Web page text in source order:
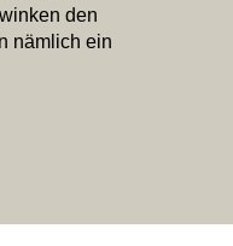
den
nämlich ein